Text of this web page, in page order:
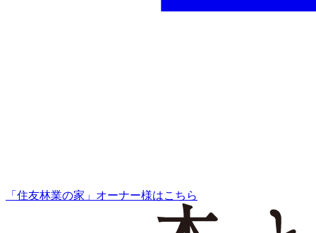
「住友林業の家」オーナー様はこちら